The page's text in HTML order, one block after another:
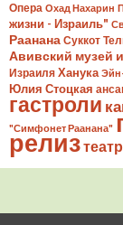
Опера Охад Нахарин
жизни - Израиль"
Раанана Суккот
Авивский музей
Израиля Ханука
Юлия Стоцкая
гастроли
"Симфонет Раанана"
релиз